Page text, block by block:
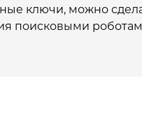
ключи, можно
поисковыми